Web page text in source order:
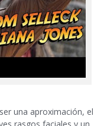
una aproximación, el